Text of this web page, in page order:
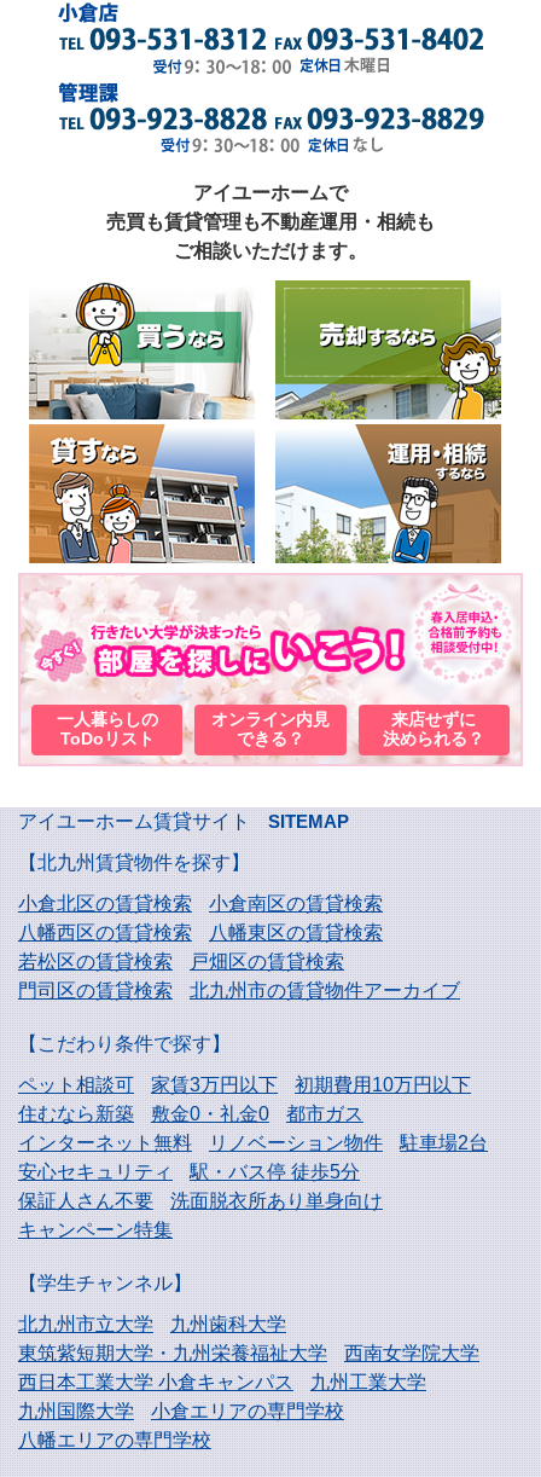
アイユーホームで
売買も賃貸管理も不動産運用・相続も
ご相談いただけます。
一人暮らしの
ToDoリスト
オンライン内見
できる？
来店せずに
決められる？
アイユーホーム賃貸サイト
SITEMAP
【北九州賃貸物件を探す】
小倉北区の賃貸検索
小倉南区の賃貸検索
八幡西区の賃貸検索
八幡東区の賃貸検索
若松区の賃貸検索
戸畑区の賃貸検索
門司区の賃貸検索
北九州市の賃貸物件アーカイブ
【こだわり条件で探す】
ペット相談可
家賃3万円以下
初期費用10万円以下
住むなら新築
敷金0・礼金0
都市ガス
インターネット無料
リノベーション物件
駐車場2台
安心セキュリティ
駅・バス停 徒歩5分
保証人さん不要
洗面脱衣所あり単身向け
キャンペーン特集
【学生チャンネル】
北九州市立大学
九州歯科大学
東筑紫短期大学・九州栄養福祉大学
西南女学院大学
西日本工業大学小倉キャンパス
九州工業大学
九州国際大学
小倉エリアの専門学校
八幡エリアの専門学校